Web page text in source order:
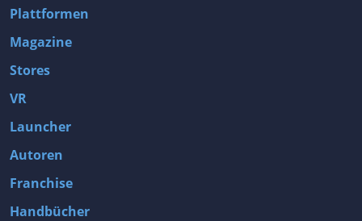
Plattformen
Magazine
Stores
VR
Launcher
Autoren
Franchise
Handbücher